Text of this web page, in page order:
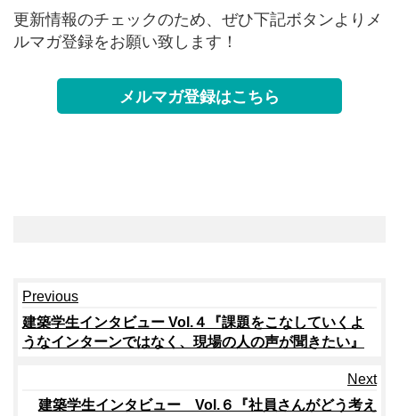
更新情報のチェックのため、ぜひ下記ボタンよりメ
ルマガ登録をお願い致します！
メルマガ登録はこちら
Continue
Reading
Previous
建築学生インタビュー Vol.４『課題をこなしていくよ
うなインターンではなく、現場の人の声が聞きたい』
Next
建築学生インタビュー Vol.６『社員さんがどう考え